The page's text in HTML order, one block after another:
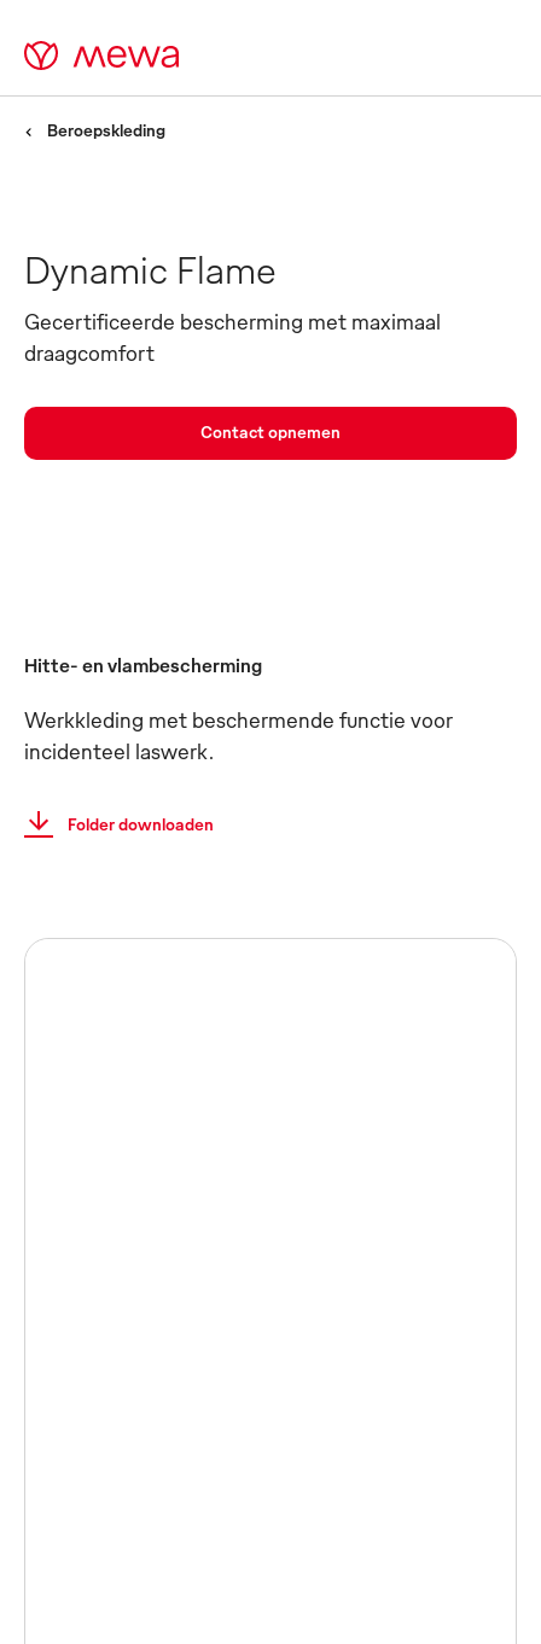
Beroepskleding
Dynamic Flame
Gecertificeerde bescherming met maximaal
draagcomfort
Contact opnemen
Hitte- en vlambescherming
Werkkleding met beschermende functie voor
incidenteel laswerk.
Folder downloaden